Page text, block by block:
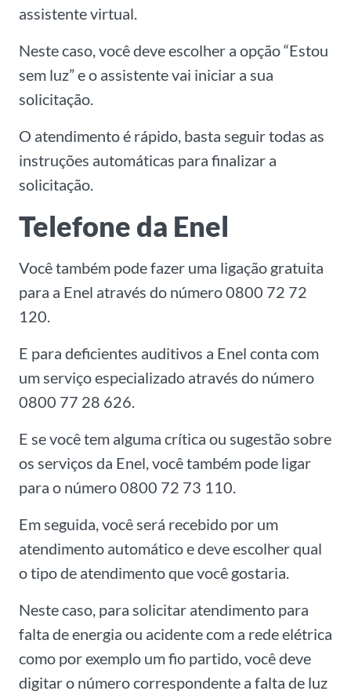
assistente virtual.
Neste caso, você deve escolher a opção “Estou
sem luz” e o assistente vai iniciar a sua
solicitação.
O atendimento é rápido, basta seguir todas as
instruções automáticas para finalizar a
solicitação.
Telefone da Enel
Você também pode fazer uma ligação gratuita
para a Enel através do número 0800 72 72
120.
E para deficientes auditivos a Enel conta com
um serviço especializado através do número
0800 77 28 626.
E se você tem alguma crítica ou sugestão sobre
os serviços da Enel, você também pode ligar
para o número 0800 72 73 110.
Em seguida, você será recebido por um
atendimento automático e deve escolher qual
o tipo de atendimento que você gostaria.
Neste caso, para solicitar atendimento para
falta de energia ou acidente com a rede elétrica
como por exemplo um fio partido, você deve
digitar o número correspondente a falta de luz